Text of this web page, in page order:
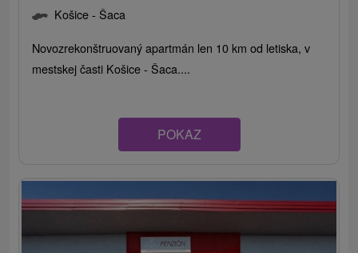
Košice - Šaca
Novozrekonštruovaný apartmán len 10 km od letiska, v
mestskej časti Košice - Šaca....
POKAZ